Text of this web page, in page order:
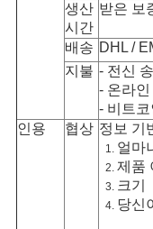
PRIVACY
POLICY
생산
시간
받은 보
배송 DHL /
지불 - 전신
- 온라
- 비트코
인용
협상 정보 기
얼마
제품
크기
당신